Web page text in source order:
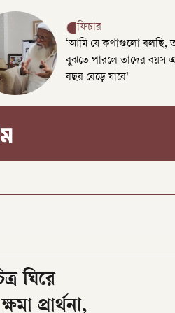
ফিচার
‘আমি যে কথাগুলো বলছি,
বুঝতে পারলে তাদের বয়স
বছর বেড়ে যাবে’
ঘিরে
প্রার্থনা,